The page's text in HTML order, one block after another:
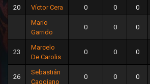
20 Víctor Cera 0 0 0
Mario
Garrido
0 0 0
23
Marcelo
De Carolis
0 0 0
26
Sebastián
Caggiano
0 0 0